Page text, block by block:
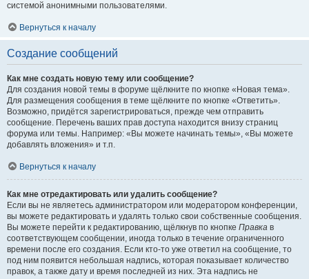
системой анонимными пользователями.
Вернуться к началу
Создание сообщений
Как мне создать новую тему или сообщение?
Для создания новой темы в форуме щёлкните по кнопке «Новая тема».
Для размещения сообщения в теме щёлкните по кнопке «Ответить».
Возможно, придётся зарегистрироваться, прежде чем отправить
сообщение. Перечень ваших прав доступа находится внизу страниц
форума или темы. Например: «Вы можете начинать темы», «Вы можете
добавлять вложения» и т.п.
Вернуться к началу
Как мне отредактировать или удалить сообщение?
Если вы не являетесь администратором или модератором конференции,
вы можете редактировать и удалять только свои собственные сообщения.
Вы можете перейти к редактированию, щёлкнув по кнопке Правка в
соответствующем сообщении, иногда только в течение ограниченного
времени после его создания. Если кто-то уже ответил на сообщение, то
под ним появится небольшая надпись, которая показывает количество
правок, а также дату и время последней из них. Эта надпись не